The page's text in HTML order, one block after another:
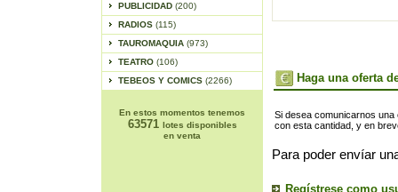
PUBLICIDAD (200)
RADIOS (115)
TAUROMAQUIA (973)
TEATRO (106)
TEBEOS Y COMICS (2266)
En estos momentos tenemos
63571 lotes disponibles
en venta
Haga una oferta
Si desea comunicarnos
con esta cantidad, y en
Para poder envíar
Regístrese como